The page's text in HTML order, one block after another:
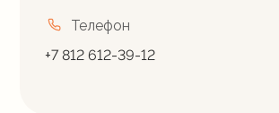
+7 812 612-39-12
Телефон